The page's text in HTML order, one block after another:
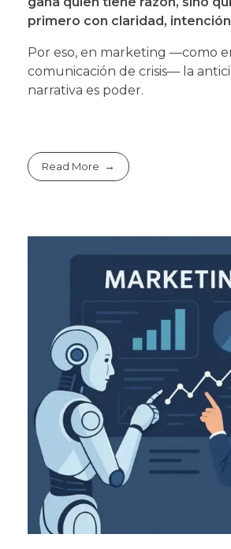
primero con claridad,
Por eso, en marketing —como
comunicación de crisis— la
narrativa es poder.
Read More